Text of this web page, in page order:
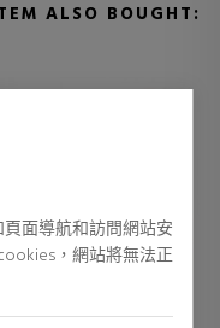
面導航和訪問網站安
，網站將無法正
ALSO BOUGHT: